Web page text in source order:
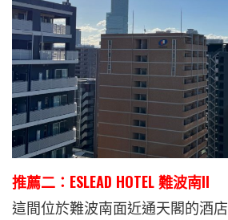
推薦二：ESLEAD HOTEL 難波南II
這間位於難波南面近通天閣的酒店